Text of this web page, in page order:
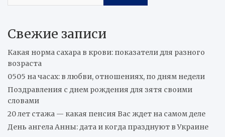
Свежие записи
Какая норма сахара в крови: показатели для разного
возраста
0505 на часах: в любви, отношениях, по дням недели
Поздравления с днем рождения для зятя своими
словами
20 лет стажа — какая пенсия Вас ждет на самом деле
День ангела Анны: дата и когда празднуют в Украине